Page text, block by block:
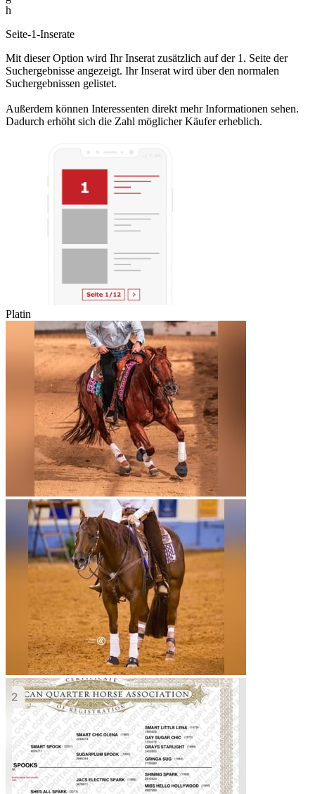
h
Seite-1-Inserate
Mit dieser Option wird Ihr Inserat zusätzlich auf der 1. Seite der
Suchergebnisse angezeigt. Ihr Inserat wird über den normalen
Suchergebnissen gelistet.
Außerdem können Interessenten direkt mehr Informationen sehen.
Dadurch erhöht sich die Zahl möglicher Käufer erheblich.
Platin